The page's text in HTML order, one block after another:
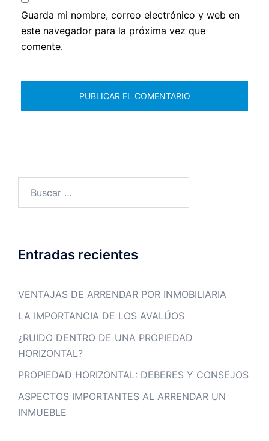
Guarda mi nombre, correo electrónico y web en
este navegador para la próxima vez que
comente.
Entradas recientes
VENTAJAS DE ARRENDAR POR INMOBILIARIA
LA IMPORTANCIA DE LOS AVALÚOS
¿RUIDO DENTRO DE UNA PROPIEDAD
HORIZONTAL?
PROPIEDAD HORIZONTAL: DEBERES Y CONSEJOS
ASPECTOS IMPORTANTES AL ARRENDAR UN
INMUEBLE